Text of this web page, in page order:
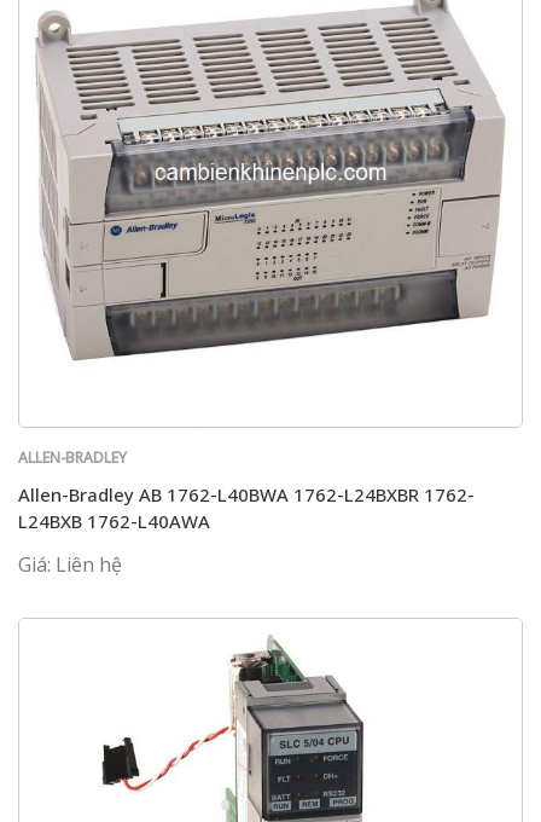
ALLEN-BRADLEY
Allen-Bradley AB 1762-L40BWA 1762-L24BXBR 1762-
L24BXB 1762-L40AWA
Giá: Liên hệ